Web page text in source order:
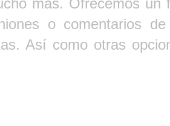
o comentarios
Así como otras